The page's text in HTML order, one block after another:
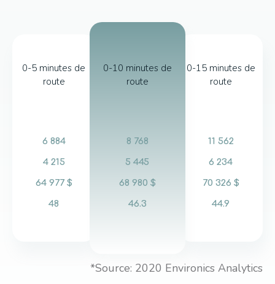
0-5 minutes de
route
6 884
4 215
64 977 $
48
0-10 minutes de
route
8 768
5 445
68 980 $
46.3
0-15 minutes de
route
11 562
6 234
70 326 $
44.9
*Source: 2020 Environics Analytics